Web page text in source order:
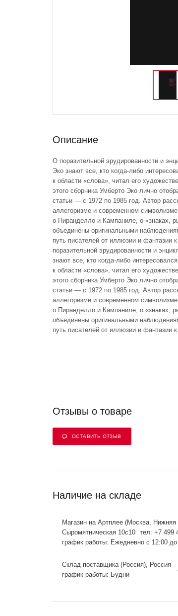
Описание
О поразительной эрудированности и
Эко знают все, кто когда-либо
к области «слова», читал его
этого сборника Умберто Эко лично
статьи — с 1972 по 1985 год. Автор
аллегоризме и современном
о Пиранделло и Кампаниле, о «знаках,
объединены оригинальными
путь писателей от иллюзии и фантазии
поразительной эрудированности и
знают все, кто когда-либо
к области «слова», читал его
этого сборника Умберто Эко лично
статьи — с 1972 по 1985 год. Автор
аллегоризме и современном
о Пиранделло и Кампаниле, о «знаках,
объединены оригинальными
путь писателей от иллюзии и фантазии
Отзывы о товаре
ОСТАВИТЬ ОТЗЫВ
Наличие на складе
Магазин на Артплее (Москва,
Сыромятническая 10с10 тел: +7 499
график работы: Ежедневно с 12:00
Склад поставщика (Россия), Россия
график работы: Будни